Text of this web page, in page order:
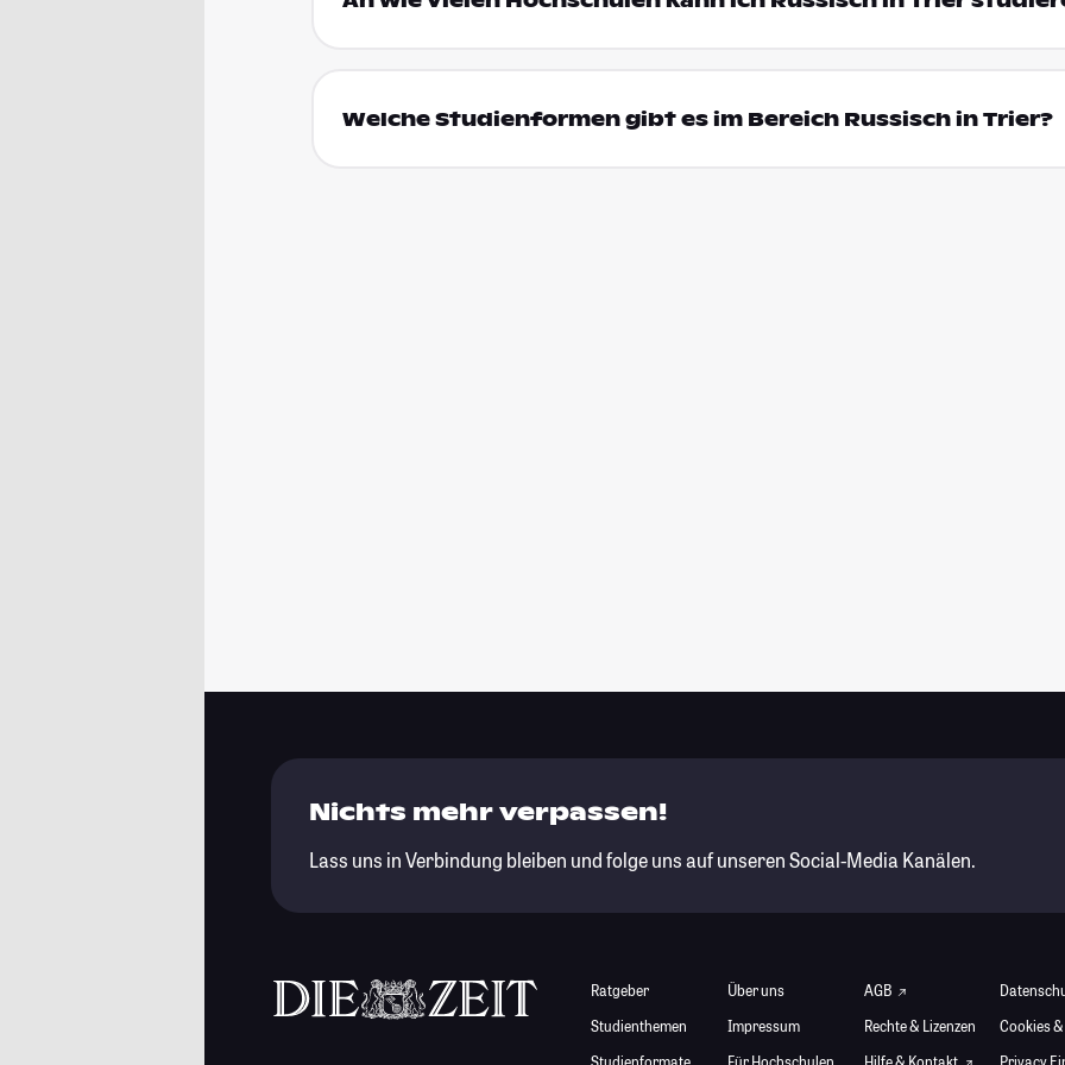
Welche Studienformen gibt es im Bereich Russisch in Trier?
Nichts mehr verpassen!
Lass uns in Verbindung bleiben und folge uns auf unseren Social-Media Kanälen.
Ratgeber
Studienthemen
Studienformate
Über uns
Impressum
Für Hochschulen
AGB
Rechte & Lizenzen
Hilfe & Kontakt
Cookies
Privacy